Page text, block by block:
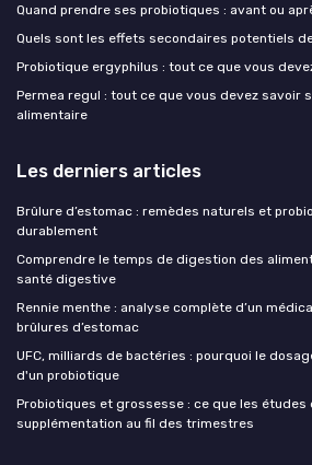
Quand prendre ses probiotiques : avant ou
Quels sont les effets secondaires potentiels
Probiotique ergyphilus : tout ce que vous
Permea regul : tout ce que vous devez savoir
alimentaire
Les derniers articles
Brûlure d’estomac : remèdes naturels et
durablement
Comprendre le temps de digestion des
santé digestive
Rennie menthe : analyse complète d’un
brûlures d’estomac
UFC, milliards de bactéries : pourquoi le
d'un probiotique
Probiotiques et grossesse : ce que les études
supplémentation au fil des trimestres